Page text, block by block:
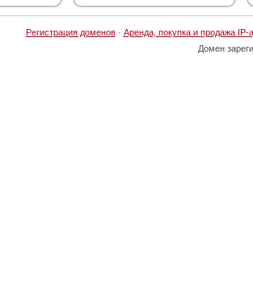
Регистрация доменов· Аренда, покупка и продажа IP-
Домен